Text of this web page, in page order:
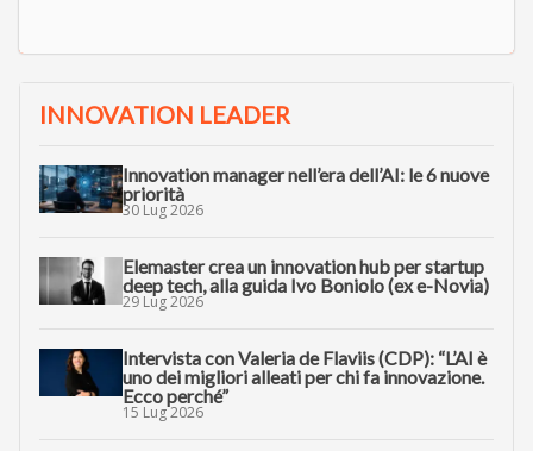
INNOVATION LEADER
Innovation manager nell’era dell’AI: le 6 nuove
priorità
30 Lug 2026
Elemaster crea un innovation hub per startup
deep tech, alla guida Ivo Boniolo (ex e-Novia)
29 Lug 2026
Intervista con Valeria de Flaviis (CDP): “L’AI è
uno dei migliori alleati per chi fa innovazione.
Ecco perché”
15 Lug 2026